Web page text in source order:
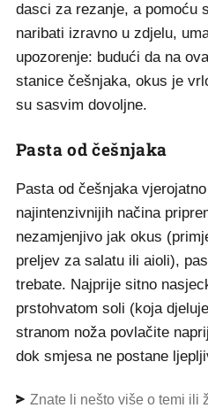
dasci za rezanje, a pomoću
naribati izravno u zdjelu,
upozorenje: budući da na
stanice češnjaka, okus je
su sasvim dovoljne.
Pasta od češnjaka
Pasta od češnjaka
najintenzivnijih načina
nezamjenjivo jak okus
preljev za salatu ili aioli),
trebate. Najprije sitno
prstohvatom soli (koja
stranom noža povlačite
dok smjesa ne postane
Znate li nešto više o temi ili